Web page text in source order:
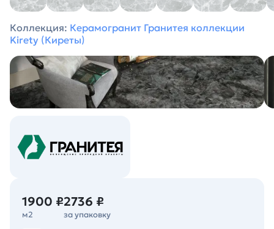
Коллекция: Керамогранит Гранитея коллекции
Kirety (Киреты)
1900 ₽
м2
2736 ₽
за упаковку